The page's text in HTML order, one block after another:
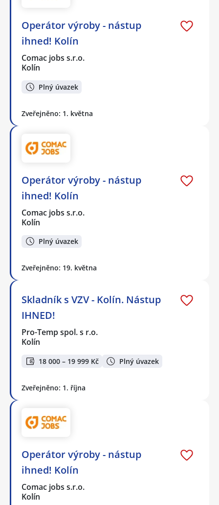
Operátor výroby - nástup
ihned! Kolín
Comac jobs s.r.o.
Kolín
Plný úvazek
Zveřejněno: 1. května
Operátor výroby - nástup
ihned! Kolín
Comac jobs s.r.o.
Kolín
Plný úvazek
Zveřejněno: 19. května
Skladník s VZV - Kolín. Nástup
IHNED!
Pro-Temp spol. s r.o.
Kolín
18 000 – 19 999 Kč Plný úvazek
Zveřejněno: 1. října
Operátor výroby - nástup
ihned! Kolín
Comac jobs s.r.o.
Kolín